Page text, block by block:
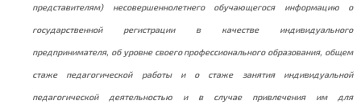
представителям) несовершеннолетнего обучающегося информацию о
государственной регистрации в качестве индивидуального
предпринимателя, об уровне своего профессионального образования, общем
стаже педагогической работы и о стаже занятия индивидуальной
педагогической деятельностью и в случае привлечения им для